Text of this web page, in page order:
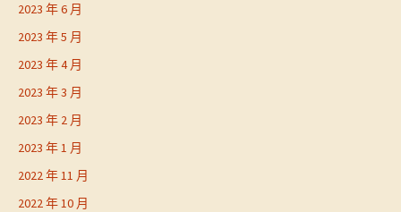
2023 年 6 月
2023 年 5 月
2023 年 4 月
2023 年 3 月
2023 年 2 月
2023 年 1 月
2022 年 11 月
2022 年 10 月